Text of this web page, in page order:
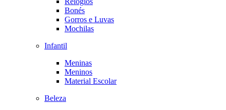
Bonés
Gorros e Luvas
Mochilas
Infantil
Meninas
Meninos
Material Escolar
Beleza